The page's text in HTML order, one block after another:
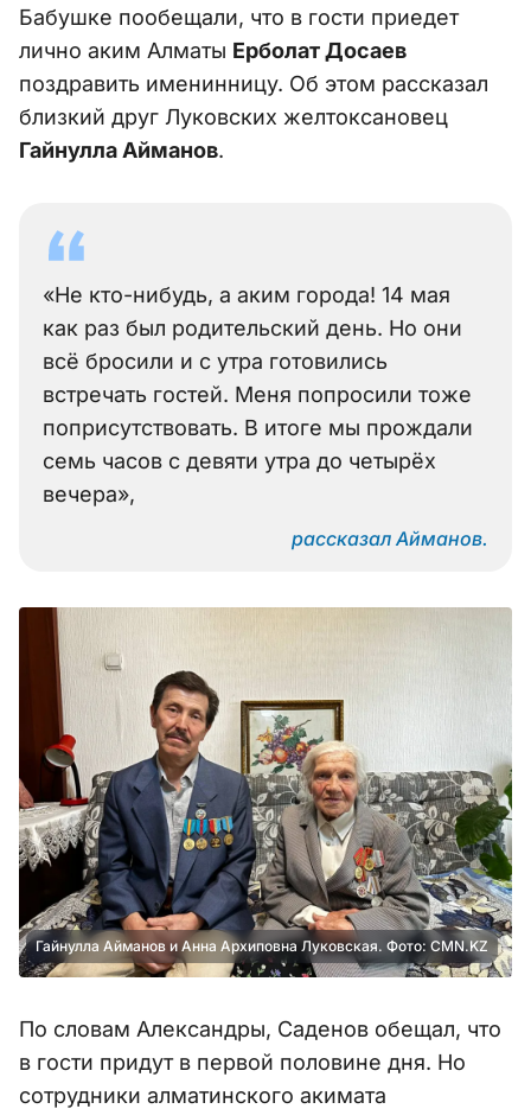
Бабушке пообещали, что в гости приедет
лично аким Алматы Ерболат Досаев
поздравить именинницу. Об этом рассказал
близкий друг Луковских желтоксановец
Гайнулла Айманов.
«Не кто-нибудь, а аким города! 14 мая
как раз был родительский день. Но они
всё бросили и с утра готовились
встречать гостей. Меня попросили тоже
поприсутствовать. В итоге мы прождали
семь часов с девяти утра до четырёх
вечера»,
рассказал Айманов.
Гайнулла Айманов и Анна Архиповна Луковская. Фото: CMN.KZ
По словам Александры, Саденов обещал, что
в гости придут в первой половине дня. Но
сотрудники алматинского акимата